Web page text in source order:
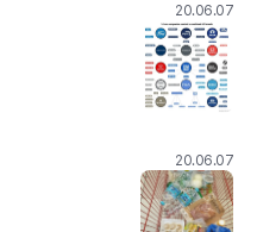
20.06.07
20.06.07